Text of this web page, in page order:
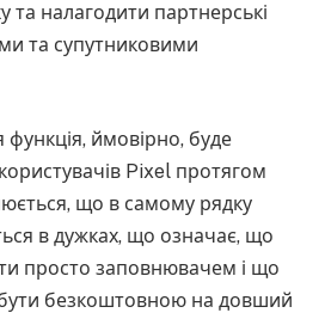
та налагодити партнерські
та супутниковими
ймовірно, буде
Pixel протягом
що в самому рядку
в дужках, що означає, що
просто заповнювачем і що
безкоштовною на довший